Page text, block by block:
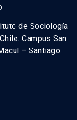
de Sociología
Campus San
– Santiago.